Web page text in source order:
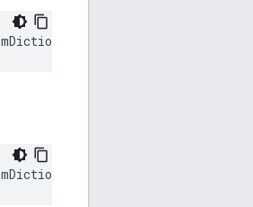
mDictionaryReplaceBegin
mDictionaryReplaceEnd